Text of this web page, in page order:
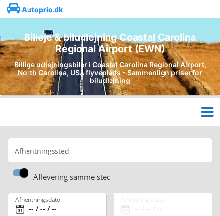
Autoprio.dk
Billeje & biludlejning Coastal Carolina
Regional Airport (EWN)
Billige udlejningsbiler i Coastal Carolina Regional Airport,
North Carolina, USA flyveplads - Sammenlign priser for
biludlejning
Afhentningssted
Aflevering samme sted
Afhentningsdato